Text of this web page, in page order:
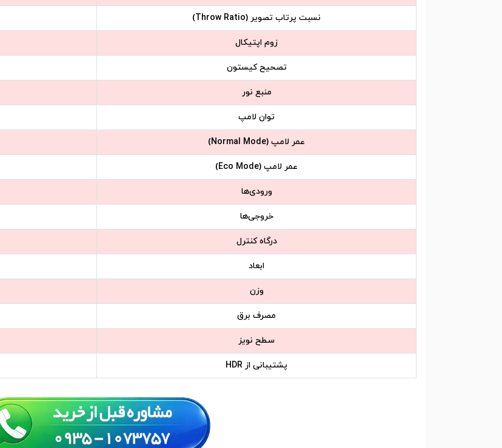
نسبت پرتاب تصویر (Throw Ratio)
زوم اپتیکال
تصحیح کیستون
منبع نور
توان لامپ
عمر لامپ (Normal Mode)
عمر لامپ (Eco Mode)
ورودی‌ها
خروجی‌ها
درگاه کنترل
ابعاد
وزن
مصرف برق
سطح نویز
پشتیبانی از HDR